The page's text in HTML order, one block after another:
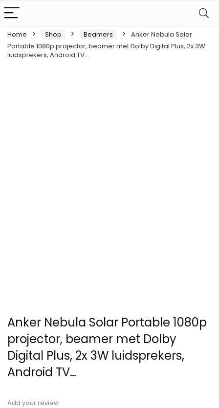
Home Shop Beamers
Anker Nebula Solar
Portable 1080p projector, beamer met Dolby Digital Plus, 2x 3W
luidsprekers, Android TV…
Anker Nebula Solar Portable 1080p
projector, beamer met Dolby
Digital Plus, 2x 3W luidsprekers,
Android TV…
Add your review